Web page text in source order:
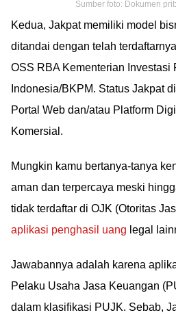
Sumber foto: Dokumen
Kedua, Jakpat memiliki model
ditandai dengan telah terdaftarnya
OSS RBA Kementerian Investasi
Indonesia/BKPM. Status Jakpat
Portal Web dan/atau Platform
Komersial.
Mungkin kamu bertanya-tanya
aman dan terpercaya meski
tidak terdaftar di OJK (Otoritas
aplikasi penghasil uang legal
Jawabannya adalah karena
Pelaku Usaha Jasa Keuangan
dalam klasifikasi PUJK. Sebab,